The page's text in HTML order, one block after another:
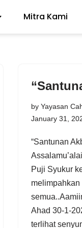
Mitra Kami
by Yayasan
January 31,
“Santunan
Puji Syukur
Ahad 30-1-
terlihat